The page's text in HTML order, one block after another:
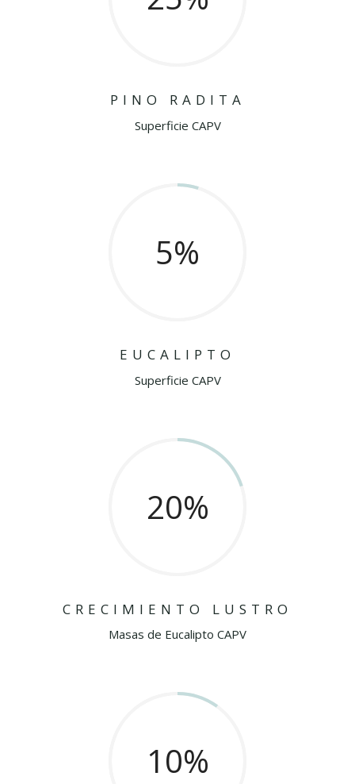
PINO RADITA
Superficie CAPV
5%
EUCALIPTO
Superficie CAPV
20%
CRECIMIENTO LUSTRO
Masas de Eucalipto CAPV
10%